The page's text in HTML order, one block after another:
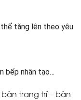
tăng lên theo yêu
bếp nhân tạo…
trang trí – bàn